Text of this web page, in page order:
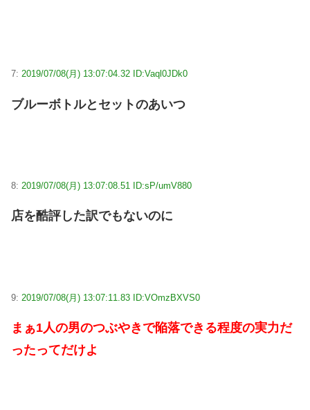
7: 2019/07/08(月) 13:07:04.32 ID:Vaql0JDk0
ブルーボトルとセットのあいつ
8: 2019/07/08(月) 13:07:08.51 ID:sP/umV880
店を酷評した訳でもないのに
9: 2019/07/08(月) 13:07:11.83 ID:VOmzBXVS0
まぁ1人の男のつぶやきで陥落できる程度の実力だ
ったってだけよ